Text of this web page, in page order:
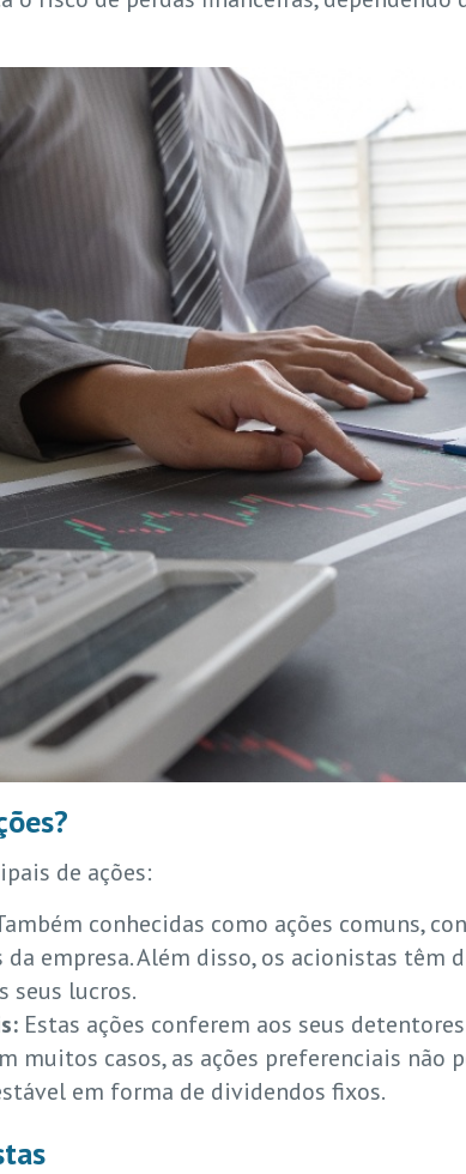
de ações:
conhecidas como ações comuns,
da empresa. Além disso, os acionistas têm
seus lucros.
Estas ações conferem aos seus
muitos casos, as ações preferenciais
em forma de dividendos fixos.